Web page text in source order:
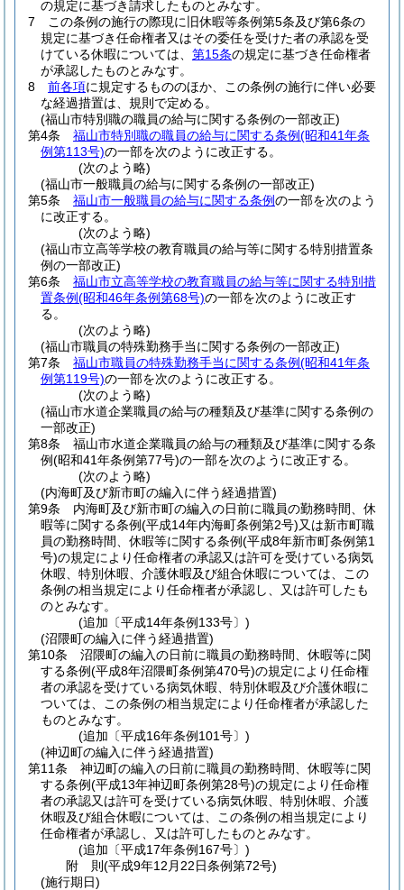
の規定に基づき請求したものとみなす。
7
この条例の施行の際現に旧休暇等条例第5条及び第6条の
規定に基づき任命権者又はその委任を受けた者の承認を受
けている休暇については、 第15条の規定に基づき任命権者
が承認したものとみなす。
8
前各項に規定するもののほか、この条例の施行に伴い必要
な経過措置は、規則で定める。
(福山市特別職の職員の給与に関する条例の一部改正)
第4条
福山市特別職の職員の給与に関する条例(昭和41年条
例第113号)の一部を次のように改正する。
(次のよう略)
(福山市一般職員の給与に関する条例の一部改正)
第5条
福山市一般職員の給与に関する条例の一部を次のよう
に改正する。
(次のよう略)
(福山市立高等学校の教育職員の給与等に関する特別措置条
例の一部改正)
第6条
福山市立高等学校の教育職員の給与等に関する特別措
置条例(昭和46年条例第68号)の一部を次のように改正す
る。
(次のよう略)
(福山市職員の特殊勤務手当に関する条例の一部改正)
第7条
福山市職員の特殊勤務手当に関する条例(昭和41年条
例第119号)の一部を次のように改正する。
(次のよう略)
(福山市水道企業職員の給与の種類及び基準に関する条例の
一部改正)
第8条
福山市水道企業職員の給与の種類及び基準に関する条
例(昭和41年条例第77号)の一部を次のように改正する。
(次のよう略)
(内海町及び新市町の編入に伴う経過措置)
第9条
内海町及び新市町の編入の日前に職員の勤務時間、休
暇等に関する条例(平成14年内海町条例第2号)又は新市町職
員の勤務時間、休暇等に関する条例(平成8年新市町条例第1
号)の規定により任命権者の承認又は許可を受けている病気
休暇、特別休暇、介護休暇及び組合休暇については、この
条例の相当規定により任命権者が承認し、又は許可したも
のとみなす。
(追加〔平成14年条例133号〕)
(沼隈町の編入に伴う経過措置)
第10条
沼隈町の編入の日前に職員の勤務時間、休暇等に関
する条例(平成8年沼隈町条例第470号)の規定により任命権
者の承認を受けている病気休暇、特別休暇及び介護休暇に
ついては、この条例の相当規定により任命権者が承認した
ものとみなす。
(追加〔平成16年条例101号〕)
(神辺町の編入に伴う経過措置)
第11条
神辺町の編入の日前に職員の勤務時間、休暇等に関
する条例(平成13年神辺町条例第28号)の規定により任命権
者の承認又は許可を受けている病気休暇、特別休暇、介護
休暇及び組合休暇については、この条例の相当規定により
任命権者が承認し、又は許可したものとみなす。
(追加〔平成17年条例167号〕)
附 則(平成9年12月22日条例第72号)
(施行期日)